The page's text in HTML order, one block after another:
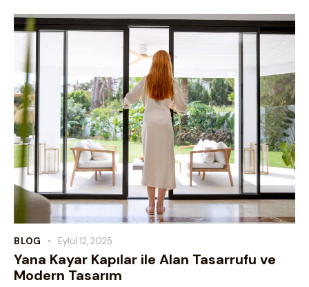
BLOG Eylül 12, 2025
Yana Kayar Kapılar ile Alan Tasarrufu ve
Modern Tasarım